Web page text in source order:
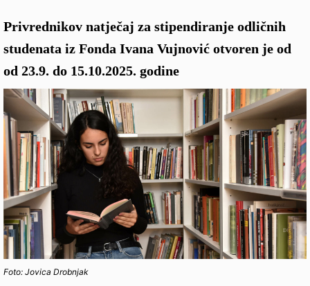
Privrednikov natječaj za stipendiranje odličnih
studenata iz Fonda Ivana Vujnović otvoren je od
od 23.9. do 15.10.2025. godine
Foto: Jovica Drobnjak